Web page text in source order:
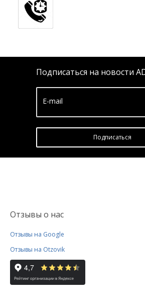
Подписаться на новости
E-mail
Подписатьcя
Отзывы о нас
Отзывы на Google
Отзывы на Otzovik